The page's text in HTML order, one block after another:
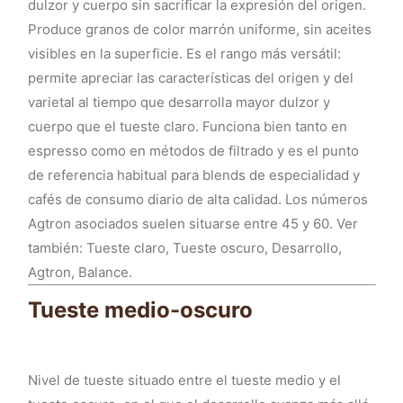
dulzor y cuerpo sin sacrificar la expresión del origen.
Produce granos de color marrón uniforme, sin aceites
visibles en la superficie. Es el rango más versátil:
permite apreciar las características del origen y del
varietal al tiempo que desarrolla mayor dulzor y
cuerpo que el tueste claro. Funciona bien tanto en
espresso como en métodos de filtrado y es el punto
de referencia habitual para blends de especialidad y
cafés de consumo diario de alta calidad. Los números
Agtron asociados suelen situarse entre 45 y 60. Ver
también: Tueste claro, Tueste oscuro, Desarrollo,
Agtron, Balance.
Tueste medio-oscuro
Nivel de tueste situado entre el tueste medio y el